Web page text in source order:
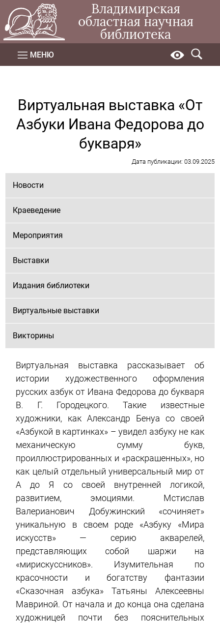
Владимирская
областная научная
библиотека
МЕНЮ
Виртуальная выставка «От
Азбуки Ивана Федорова до
букваря»
Дата публикации: 03.09.2025
Новости
Краеведение
Мероприятия
Выставки
Издания библиотеки
Виртуальные выставки
Викторины
Виртуальная выставка рассказывает об
истории художественного оформления
русских азбук от Ивана Федорова до букваря
В. Г. Городецкого. Такие известные
художники, как Александр Бенуа со своей
«Азбукой в картинках» – увидел азбуку не как
механическую сумму букв,
проиллюстрированных и «раскрашенных», но
как целый отдельный универсальный мир от
А до Я со своей внутренней логикой,
развитием, эмоциями. Мстислав
Валерианович Добужинский «сочиняет»
уникальную в своем роде «Азбуку «Мира
искусств» — серию акварелей,
представляющих собой шаржи на
«мирискуссников». Изумительная по
красочности и богатству фантазии
«Сказочная азбука» Татьяны Алексеевны
Мавриной. От начала и до конца она сделана
художницей почти без пояснительных